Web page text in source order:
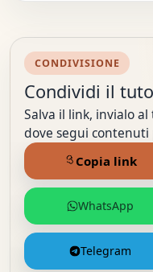
CONDIVISIONE
Condividi il
Salva il link, invialo
dove segui
WhatsApp
Telegram
Copia link